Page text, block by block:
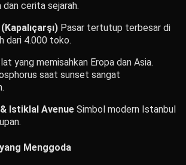
dan cerita sejarah.
Pasar tertutup terbesar di
dari 4.000 toko.
yang memisahkan Eropa dan Asia.
saat sunset sangat
Istiklal Avenue Simbol modern Istanbul
Menggoda